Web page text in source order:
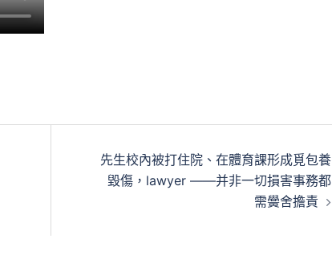
先生校內被打住院、在體育課形成覓包養
毀傷，lawyer ——并非一切損害事務都
需黌舍擔責